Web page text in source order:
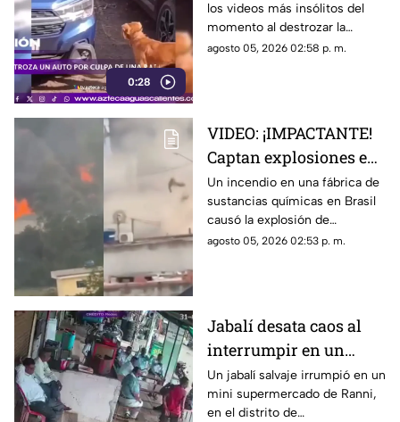
0:28
los videos más insólitos del
momento al destrozar la
defensa de un automóvil con
agosto 05, 2026 02:58 p. m.
VIDEO: ¡IMPACTANTE!
Captan explosiones en
alcantarillas tras el
incendio en una
fábrica
Un incendio en una fábrica de
sustancias químicas en Brasil
causó la explosión de
alcantarillas; el momento
agosto 05, 2026 02:53 p. m.
Jabalí desata caos al
interrumpir en un
comercio y embiste a
un hombre
Un jabalí salvaje irrumpió en un
mini supermercado de Ranni,
en el distrito de